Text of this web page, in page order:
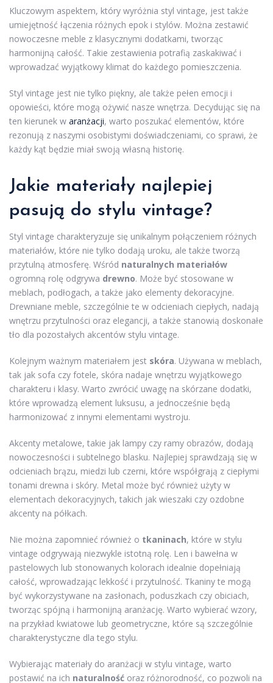
Kluczowym aspektem, który wyróżnia styl vintage, jest także
umiejętność łączenia różnych epok i stylów. Można zestawić
nowoczesne meble z klasycznymi dodatkami, tworząc
harmonijną całość. Takie zestawienia potrafią zaskakiwać i
wprowadzać wyjątkowy klimat do każdego pomieszczenia.
Styl vintage jest nie tylko piękny, ale także pełen emocji i
opowieści, które mogą ożywić nasze wnętrza. Decydując się na
ten kierunek w aranżacji, warto poszukać elementów, które
rezonują z naszymi osobistymi doświadczeniami, co sprawi, że
każdy kąt będzie miał swoją własną historię.
Jakie materiały najlepiej
pasują do stylu vintage?
Styl vintage charakteryzuje się unikalnym połączeniem różnych
materiałów, które nie tylko dodają uroku, ale także tworzą
przytulną atmosferę. Wśród naturalnych materiałów
ogromną rolę odgrywa drewno. Może być stosowane w
meblach, podłogach, a także jako elementy dekoracyjne.
Drewniane meble, szczególnie te w odcieniach ciepłych, nadają
wnętrzu przytulności oraz elegancji, a także stanowią doskonałe
tło dla pozostałych akcentów stylu vintage.
Kolejnym ważnym materiałem jest skóra. Używana w meblach,
tak jak sofa czy fotele, skóra nadaje wnętrzu wyjątkowego
charakteru i klasy. Warto zwrócić uwagę na skórzane dodatki,
które wprowadzą element luksusu, a jednocześnie będą
harmonizować z innymi elementami wystroju.
Akcenty metalowe, takie jak lampy czy ramy obrazów, dodają
nowoczesności i subtelnego blasku. Najlepiej sprawdzają się w
odcieniach brązu, miedzi lub czerni, które współgrają z ciepłymi
tonami drewna i skóry. Metal może być również użyty w
elementach dekoracyjnych, takich jak wieszaki czy ozdobne
akcenty na półkach.
Nie można zapomnieć również o tkaninach, które w stylu
vintage odgrywają niezwykle istotną rolę. Len i bawełna w
pastelowych lub stonowanych kolorach idealnie dopełniają
całość, wprowadzając lekkość i przytulność. Tkaniny te mogą
być wykorzystywane na zasłonach, poduszkach czy obiciach,
tworząc spójną i harmonijną aranżację. Warto wybierać wzory,
na przykład kwiatowe lub geometryczne, które są szczególnie
charakterystyczne dla tego stylu.
Wybierając materiały do aranżacji w stylu vintage, warto
postawić na ich naturalność oraz różnorodność, co pozwoli na